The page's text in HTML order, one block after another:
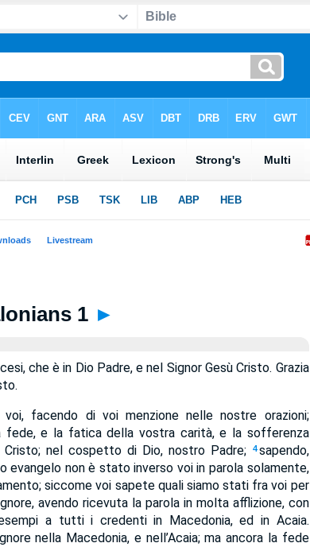
1 ►
che è in Dio Padre, e nel Signor Gesù Cristo. Grazia
facendo di voi menzione nelle nostre orazioni;
fede, e la fatica della vostra carità, e la sofferenza
nel cospetto di Dio, nostro Padre;
4 sapendo,
evangelo non è stato inverso voi in parola solamente,
siccome voi sapete quali siamo stati fra voi per
avendo ricevuta la parola in molta afflizione, con
a tutti i credenti in Macedonia, ed in Acaia.
nella Macedonia, e nell’Acaia; ma ancora la fede